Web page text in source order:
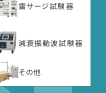
雷サージ試験器
減衰振動波試験器
その他